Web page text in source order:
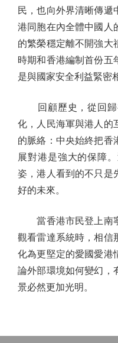
民，也向外界清晰傳遞
港同胞在內全體中國人
的繁榮穩定離不開強大
時期和香港編制首份五
是與國家安全利益緊密
回顧歷史，從回歸
化，人民海軍與港人的
的脈絡：中央始終把香
展對港是強大的保障
姿，港人看到的不只是
好的未來。
當香港市民登上南寧
觀看雷達系統時，相信
化為更堅定的愛國愛港
論外部環境如何變幻，
景必然更加光明。